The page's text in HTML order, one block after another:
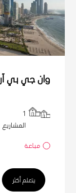
وان جي بي آر
1
المشاريع
مباعة
يتعلم أكثر